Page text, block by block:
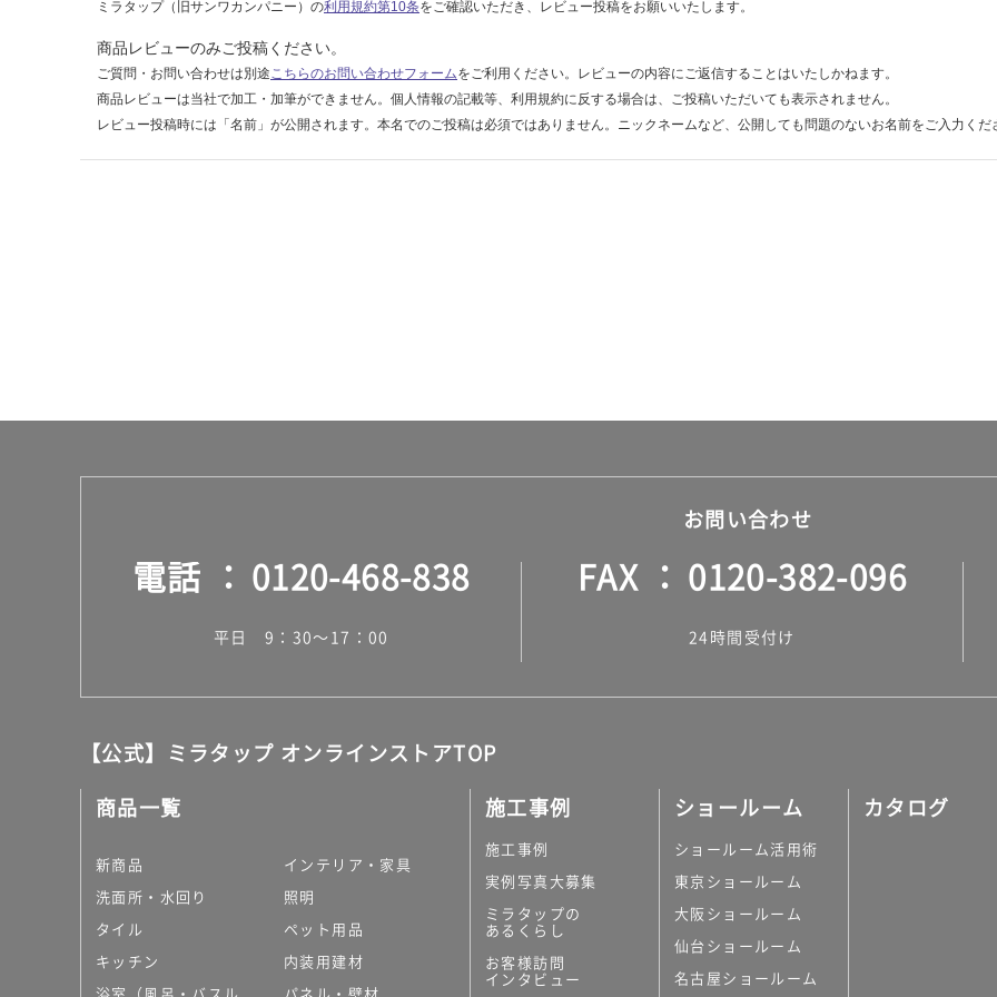
運賃無
ミラタップ（旧サンワカンパニー）の利用規約第10条をご確認いただき、レビュー投稿をお願いいたします。
商品レビューのみご投稿ください。
ご質問・お問い合わせは別途 こちらのお問い合わせフォームをご利用ください。レビューの内容にご返信することはいたしかねます。
商品レビューは当社で加工・加筆ができません。個人情報の記載等、利用規約に反する場合は、ご投稿いただいても表示されません。
レビュー投稿時には「名前」が公開されます。本名でのご投稿は必須ではありません。ニックネームなど、公開しても問題のないお名前をご入力くだ
お問い合わせ
電話 0120-468-838
平日 9：30～17：00
FAX 0120-382-096
24時間受付け
【公式】ミラタップ オンラインストアTOP
商品一覧
新商品
洗面所・水回り
タイル
キッチン
インテリア・家具
照明
ペット用品
内装用建材
施工事例
施工事例
実例写真大募集
ミラタップの
あるくらし
お客様訪問
インタビュー
ショールーム
ショールーム活用術
東京ショールーム
大阪ショールーム
仙台ショールーム
名古屋ショールーム
カタログ